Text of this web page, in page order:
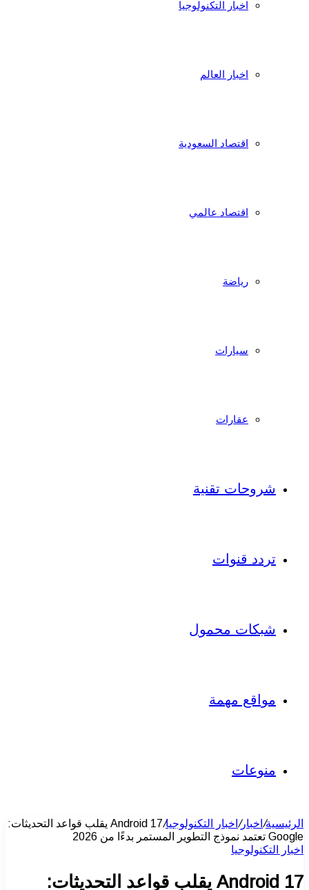
اخبار التكنولوجيا
اخبار العالم
اقتصاد السعودية
اقتصاد عالمي
رياضة
سيارات
عقارات
شروحات تقنية
تردد قنوات
شبكات محمول
مواقع مهمة
منوعات
الرئيسية/ اخبار/ اخبار التكنولوجيا/
Android 17 يقلب قواعد التحديثات:
Google تعتمد نموذج التطوير المستمر بدءًا من 2026
اخبار التكنولوجيا
Android 17 يقلب قواعد التحديثات: